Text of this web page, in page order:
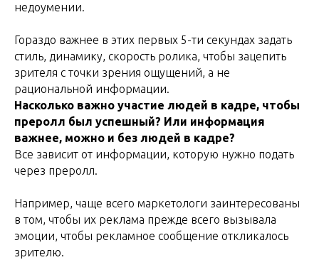
недоумении.
Гораздо важнее в этих первых 5-ти секундах задать
стиль, динамику, скорость ролика, чтобы зацепить
зрителя с точки зрения ощущений, а не
рациональной информации.
Насколько важно участие людей в кадре, чтобы
преролл был успешный? Или информация
важнее, можно и без людей в кадре?
Все зависит от информации, которую нужно подать
через преролл.
Например, чаще всего маркетологи заинтересованы
в том, чтобы их реклама прежде всего вызывала
эмоции, чтобы рекламное сообщение откликалось
зрителю.